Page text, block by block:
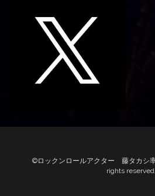
©ロックンロールアクター 藤タカシ
rights reserved.